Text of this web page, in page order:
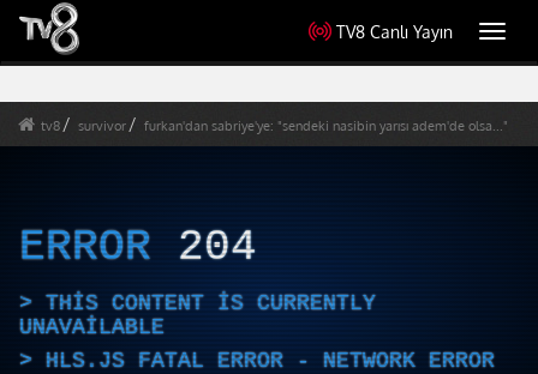
TV8 Canlı Yayın
tv8 survivor furkan'dan sabriye'ye: "sendeki nasibin yarısı adem'de olsa..."
ERROR 204
THIS CONTENT IS CURRENTLY
UNAVAILABLE
HLS.JS FATAL ERROR - NETWORK ERROR